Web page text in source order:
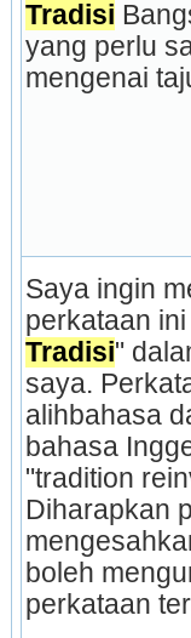
Tradisi
yang perlu
mengenai
Saya ingin
Tradisi"
saya.
alihbahasa
bahasa
"tradition
Diharapkan
boleh
perkataan